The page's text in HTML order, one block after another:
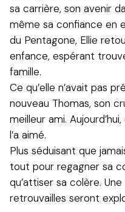
sa carrière, son avenir
même sa confiance en
du Pentagone, Ellie
enfance, espérant
famille.
Ce qu’elle n’avait pas
nouveau Thomas, son
meilleur ami.
l’a aimé.
Plus séduisant que
tout pour regagner sa
qu’attiser sa colère.
retrouvailles seront